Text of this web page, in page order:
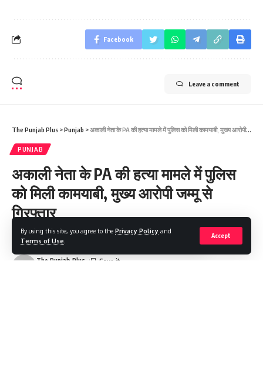
By using this site, you agree to the Privacy Policy and
Terms of Use
Accept
Facebook
Leave a comment
The Punjab Plus >Punjab >अकाली नेता के PA की हत्या मामले में पुलिस को मिली कामयाबी, मुख्य आरोपी जम्मू से गिरफ्तार
PUNJAB
अकाली नेता के PA की हत्या मामले में पुलिस
को मिली कामयाबी, मुख्य आरोपी जम्मू से
गिरफ्तार
The Punjab Plus
Share 2 Min Read